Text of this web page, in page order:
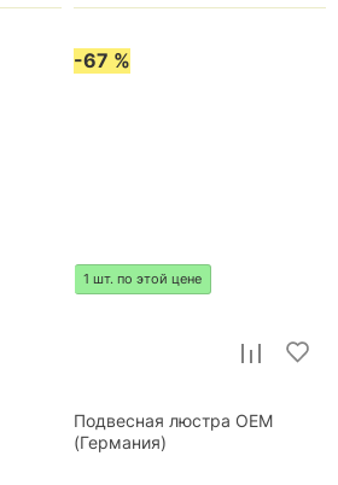
-67 %
1 шт. по этой цене
Подвесная люстра OEM
(Германия)